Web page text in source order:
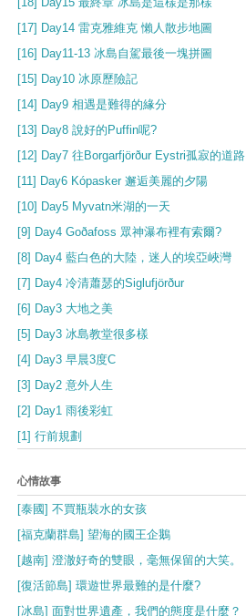
[17] Day14 雷克雅維克 懶人散步地圖
[16] Day11-13 冰島自駕最後一塊拼圖
[15] Day10 冰原歷險記
[14] Day9 相遇是難得的緣分
[13] Day8 說好的Puffin呢?
[12] Day7 往Borgarfjörður Eystri孤寂的道路
[11] Day6 Kópasker 邂逅美麗的夕陽
[10] Day5 Myvatn米湖的一天
[9] Day4 Goðafoss 眾神瀑布裡有索爾?
[8] Day4 藍白色的大陸，迷人的埃亞峽灣
[7] Day4 冷清蕭瑟的Siglufjörður
[6] Day3 大地之美
[5] Day3 冰島教堂很多樣
[4] Day3 早晨3度C
[3] Day2 意外人生
[2] Day1 雨後彩虹
[1] 行前規劃
心情故事
[泰國] 不買瓶裝水的女孩
[福克蘭群島] 望海的國王企鵝
[越南] 澄澈好奇的雙眼，毫無保留的大笑。
[復活節島] 環遊世界最難的是什麼?
[冰島] 面對世界遺產，我們的態度是什麼？